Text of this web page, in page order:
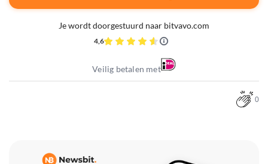
Je wordt doorgestuurd naar bitvavo.com
4,6
Veilig betalen met
0